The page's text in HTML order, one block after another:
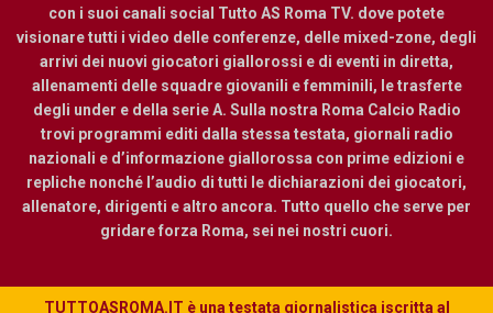
con i suoi canali social Tutto AS Roma TV. dove potete
visionare tutti i video delle conferenze, delle mixed-zone, degli
arrivi dei nuovi giocatori giallorossi e di eventi in diretta,
allenamenti delle squadre giovanili e femminili, le trasferte
degli under e della serie A. Sulla nostra Roma Calcio Radio
trovi programmi editi dalla stessa testata, giornali radio
nazionali e d’informazione giallorossa con prime edizioni e
repliche nonché l’audio di tutti le dichiarazioni dei giocatori,
allenatore, dirigenti e altro ancora. Tutto quello che serve per
gridare forza Roma, sei nei nostri cuori.
TUTTOASROMA.IT è una testata giornalistica iscritta al